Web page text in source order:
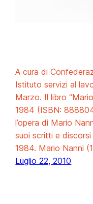
A cura di
Istituto servizi al
Marzo. Il libro
1984 (ISBN:
l’opera di Mario
suoi scritti e
1984. Mario Nanni
Luglio 22, 2010